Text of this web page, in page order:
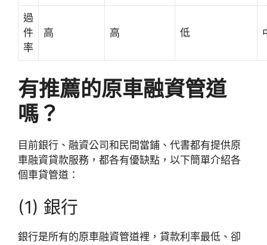
過
件
率
高 高 低
有推薦的原車融資管道
嗎？
目前銀行、融資公司和民間當鋪、代書都有提供原
車融資貸款服務，都各有優缺點，以下簡單介紹各
個車貸管道：
(1) 銀行
銀行是所有的原車融資管道裡，貸款利率最低、卻